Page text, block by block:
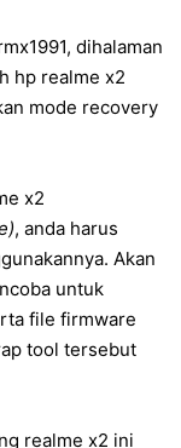
dihalaman
hp realme x2
mode recovery
x2
, anda harus
Akan
untuk
file firmware
tool tersebut
realme x2 ini